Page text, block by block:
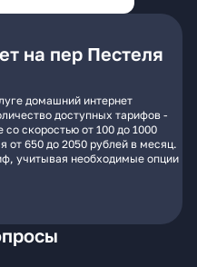
на пер Пестеля
домашний интернет
доступных тарифов -
скоростью от 100 до 1000
от 650 до 2050 рублей в месяц.
учитывая необходимые опции